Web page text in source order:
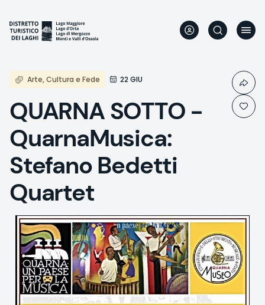
Inhalt
Arte, Cultura e Fede 22 GIU
QUARNA SOTTO -
QuarnaMusica:
Stefano Bedetti
Quartet